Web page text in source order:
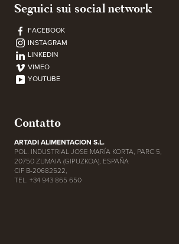
Seguici sui social network
FACEBOOK
INSTAGRAM
LINKEDIN
VIMEO
YOUTUBE
Contatto
ARTADI ALIMENTACION S.L.
POL. INDUSTRIAL JOSE MARÍA KORTA, PARC 5,
20750 ZUMAIA (GIPUZKOA), ESPAÑA
CIF B-20682522,
TEL. +34 943 865 650